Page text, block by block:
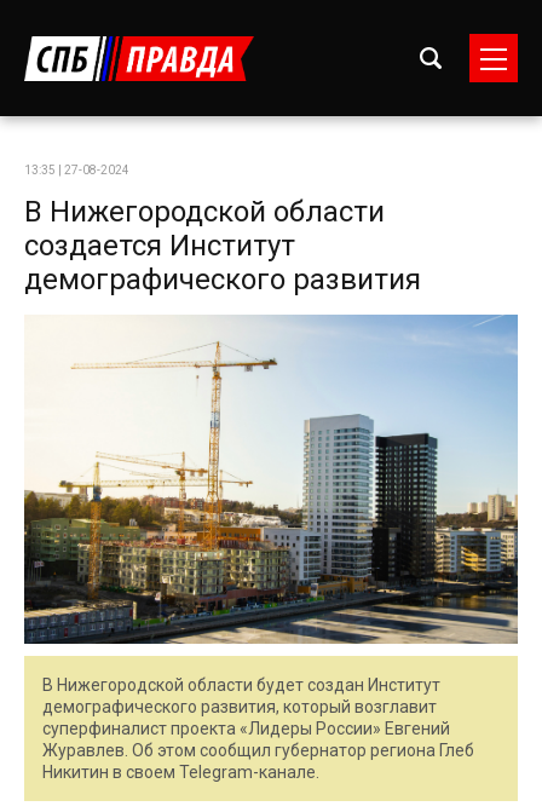
13:35 | 27-08-2024
В Нижегородской области
создается Институт
демографического развития
В Нижегородской области будет создан Институт
демографического развития, который возглавит
суперфиналист проекта «Лидеры России» Евгений
Журавлев. Об этом сообщил губернатор региона Глеб
Никитин в своем Telegram-канале.